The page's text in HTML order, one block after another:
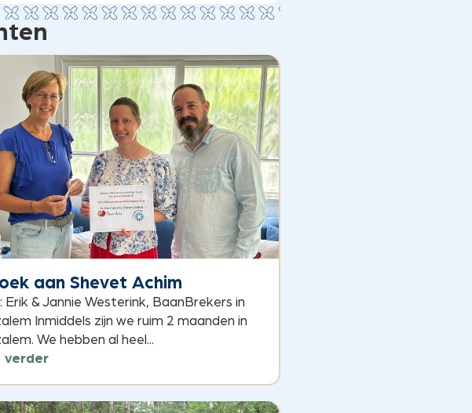
aan Shevet Achim
Erik & Jannie Westerink, BaanBrekers in
Inmiddels zijn we ruim 2 maanden in
We hebben al heel...
verder